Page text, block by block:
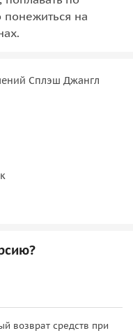
на
Сплэш Джангл
возврат средств при